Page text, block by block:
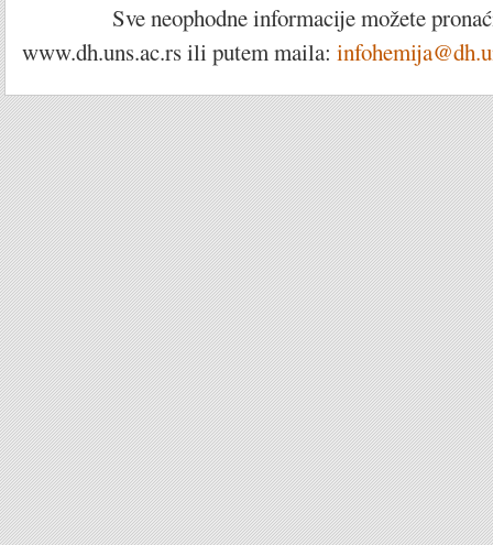
Sve neophodne informacije možete pronaći
www.dh.uns.ac.rs ili putem maila: